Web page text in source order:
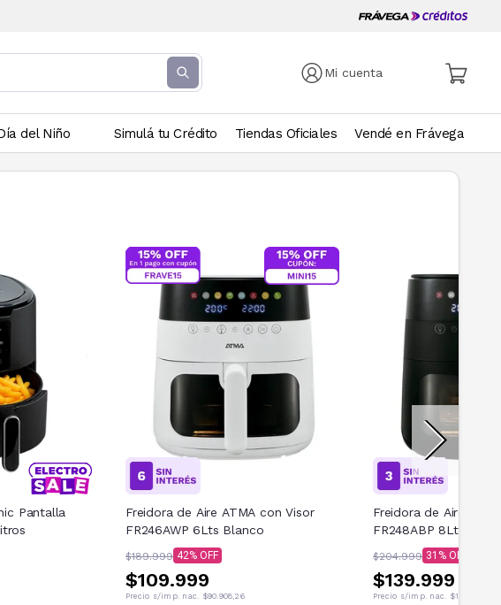
Mi cuenta
del Niño Simulá tu Crédito Tiendas Oficiales Vendé en Frávega
Pantalla
Freidora de Aire ATMA con Visor
FR246AWP 6Lts Blanco
$189.999 42
$109.999
Precio s/imp. nac. $90.908,26
Freidora de Aire
FR248ABP 8Lts
$204.999 31
$139.999
Precio s/imp. nac. $115.701,65